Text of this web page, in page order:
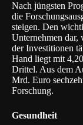
Nach jüngsten
die
steigen. Den
Unternehmen
der Investitionen
Hand liegt mit
Drittel. Aus dem
Mrd. Euro
Forschung.
Gesundheit